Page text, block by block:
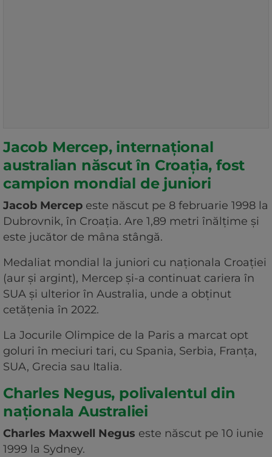
Jacob Mercep, internațional
australian născut în Croația, fost
campion mondial de juniori
Jacob Mercep este născut pe 8 februarie 1998 la
Dubrovnik, în Croația. Are 1,89 metri înălțime și
este jucător de mâna stângă.
Medaliat mondial la juniori cu naționala Croației
(aur și argint), Mercep și-a continuat cariera în
SUA și ulterior în Australia, unde a obținut
cetățenia în 2022.
La Jocurile Olimpice de la Paris a marcat opt
goluri în meciuri tari, cu Spania, Serbia, Franța,
SUA, Grecia sau Italia.
Charles Negus, polivalentul din
naționala Australiei
Charles Maxwell Negus este născut pe 10 iunie
1999 la Sydney.